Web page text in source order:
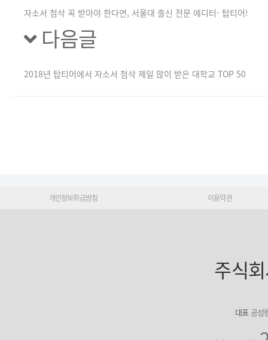
자소서 첨삭 꼭 받아야 한다면, 서울대 출신 전문 에디터- 탑티어!
다음글
2018년 탑티어에서 자소서 첨삭 제일 많이 받은 대학교 TOP 50
개인정보취급방침 이용약관
주식
대표공성